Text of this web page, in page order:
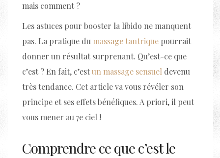
mais comment ?
Les astuces pour booster la libido ne manquent
pas. La pratique du massage tantrique pourrait
donner un résultat surprenant. Qu’est-ce que
c’est ? En fait, c’estun massage sensuel devenu
très tendance. Cet article va vous révéler son
principe et ses effets bénéfiques. A priori, il peut
vous mener au 7e ciel !
Comprendre ce que c’est le